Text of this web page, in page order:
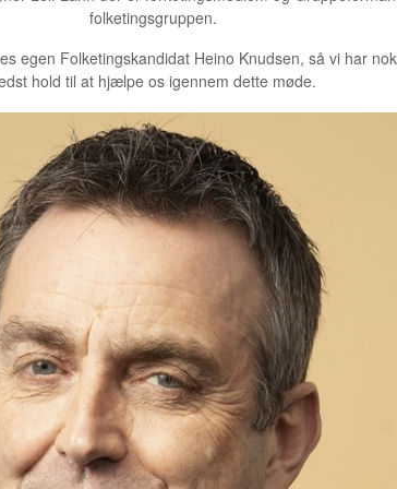
folketingsgruppen.
egen Folketingskandidat Heino Knudsen, så vi har
hold til at hjælpe os igennem dette møde.